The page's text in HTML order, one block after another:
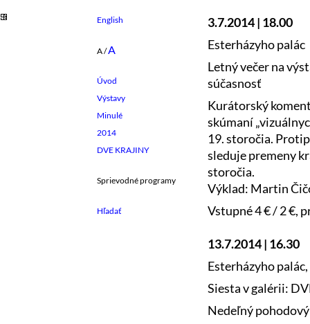
English
A/A
Úvod
Výstavy
Minulé
2014
DVE KRAJINY
Sprievodné programy
3.7.2014 | 18.00
Esterházyho palác
Letný večer na
súčasnosť
Kurátorský
skúmaní
19. storočia.
sleduje premeny
storočia.
Výklad: Martin
Vstupné 4 € / 2 €,
13.7.2014 | 16.30
Esterházyho
Siesta v galérii:
Nedeľný